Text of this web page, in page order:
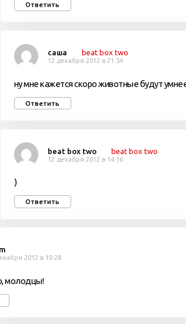
Ответить
саша beat box two
12 декабря 2012 в 21:54
ну мне кажется скоро животные будут
Ответить
beat box two beat box two
12 декабря 2012 в 14:36
)
Ответить
2012 в 10:28
молодцы!